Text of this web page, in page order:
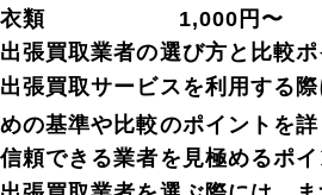
衣類
1,000円〜
出張買取業者の選び方と比較ポ
出張買取サービスを利用する
めの基準や比較のポイントを
信頼できる業者を見極めるポイ